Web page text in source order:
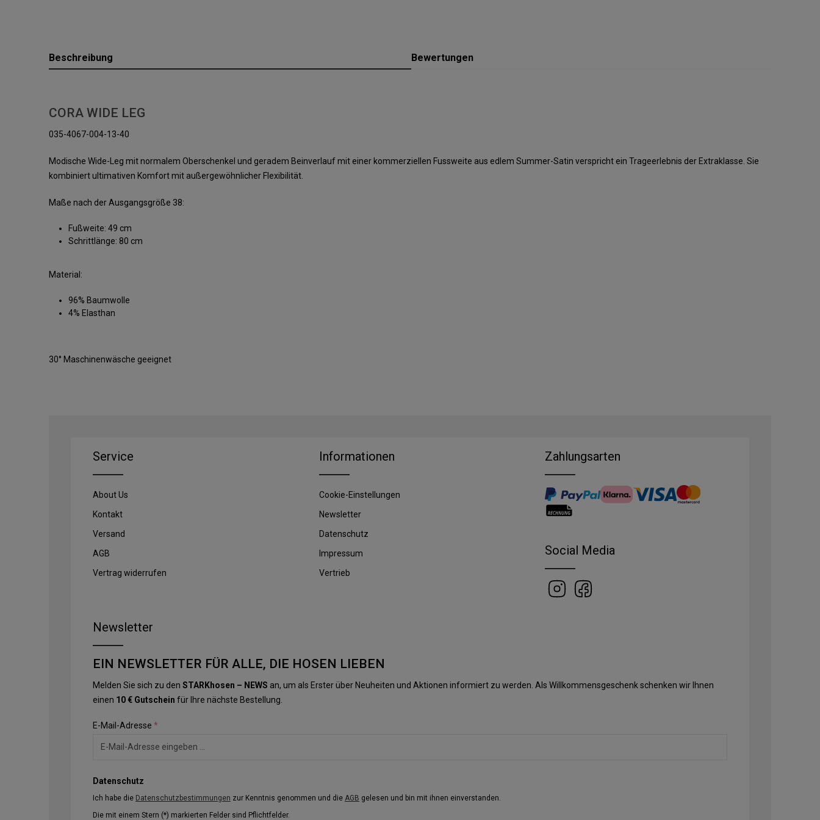
Beschreibung Bewertungen
CORA WIDE LEG
035-4067-004-13-40
Modische Wide-Leg mit normalem Oberschenkel und geradem Beinverlauf mit einer kommerziellen Fussweite aus edlem Summer-Satin verspricht ein Trageerlebnis der Extraklasse. Sie
kombiniert ultimativen Komfort mit außergewöhnlicher Flexibilität.
Maße nach der Ausgangsgröße 38:
Fußweite: 49 cm
Schrittlänge: 80 cm
Material:
96% Baumwolle
4% Elasthan
30° Maschinenwäsche geeignet
Service
About Us
Kontakt
Versand
AGB
Vertrag widerrufen
Informationen
Cookie-Einstellungen
Newsletter
Datenschutz
Impressum
Vertrieb
Zahlungsarten
Social Media
Newsletter
EIN NEWSLETTER FÜR ALLE, DIE HOSEN LIEBEN
Melden Sie sich zu den STARKhosen – NEWS an, um als Erster über Neuheiten und Aktionen informiert zu werden. Als Willkommensgeschenk schenken wir Ihnen
einen 10 € Gutschein für Ihre nächste Bestellung.
E-Mail-Adresse *
Datenschutz
Ich habe die Datenschutzbestimmungen zur Kenntnis genommen und die AGB gelesen und bin mit ihnen einverstanden.
Die mit einem Stern (*) markierten Felder sind Pflichtfelder.